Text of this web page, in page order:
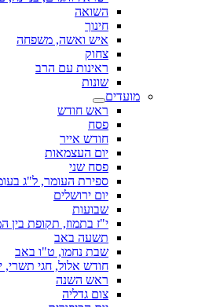
השואה
חינוך
איש ואשה, משפחה
צחוק
ראינות עם הרב
שונות
מועדים
ראש חודש
פסח
חודש אייר
יום העצמאות
פסח שני
ספירת העומר, ל"ג
יום ירושלים
שבועות
י"ז בתמוז, תקופת בין
תשעה באב
שבת נחמו, ט"ו באב
חודש אלול, חגי תשרי,
ראש השנה
צום גדליה